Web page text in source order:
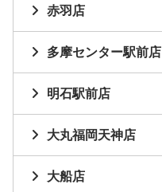
赤羽店
多摩センター駅前店
明石駅前店
大丸福岡天神店
大船店